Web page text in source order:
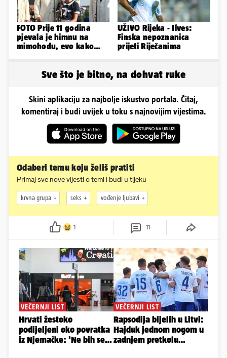
FOTO Prije 11 godina
pjevala je himnu na
mimohodu, evo kako
UŽIVO Rijeka - Ilves:
Finska nepoznanica
prijeti Riječanima
Sve što je bitno, na dohvat ruke
Skini aplikaciju za najbolje iskustvo portala. Čitaj,
komentiraj i budi uvijek u toku s najnovijim vijestima.
Odaberi temu koju želiš pratiti
Primaj sve nove vijesti o temi i budi u tijeku
krvna grupa seks vođenje ljubavi
1 11